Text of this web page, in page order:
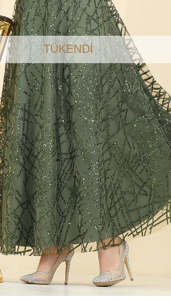
TÜKENDİ